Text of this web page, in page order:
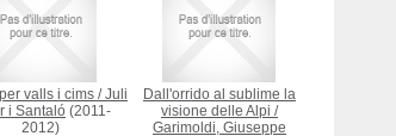
valls i cims /Juli
i Santaló (2011-
2012)
Dall'orrido al sublime la
visione delle Alpi /
Garimoldi, Giuseppe